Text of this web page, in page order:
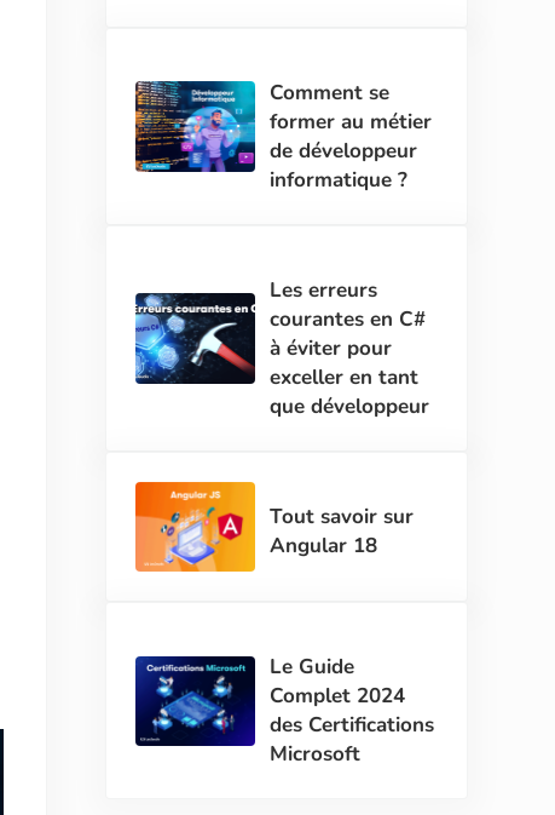
Comment se
former au métier
de développeur
informatique ?
Les erreurs
courantes en C#
à éviter pour
exceller en tant
que développeur
Tout savoir sur
Angular 18
Le Guide
Complet 2024
des Certifications
Microsoft